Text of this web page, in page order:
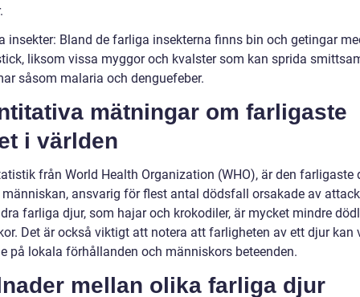
insekter: Bland de farliga insekterna finns bin och getingar
liksom vissa myggor och kvalster som kan sprida
såsom malaria och denguefeber.
mätningar om farligaste
i världen
från World Health Organization (WHO), är den farligaste
människan, ansvarig för flest antal dödsfall orsakade av
farliga djur, som hajar och krokodiler, är mycket mindre
Det är också viktigt att notera att farligheten av ett djur kan
på lokala förhållanden och människors beteenden.
mellan olika farliga djur